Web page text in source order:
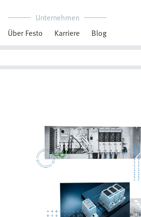
Unternehmen
Über Festo
Karriere Blog